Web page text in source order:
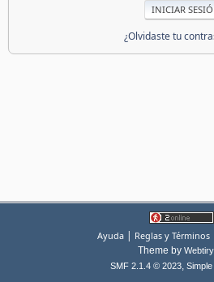
¿Olvidaste tu
Ayuda | Reglas y Términos
Theme by
SMF 2.1.4 © 2023,